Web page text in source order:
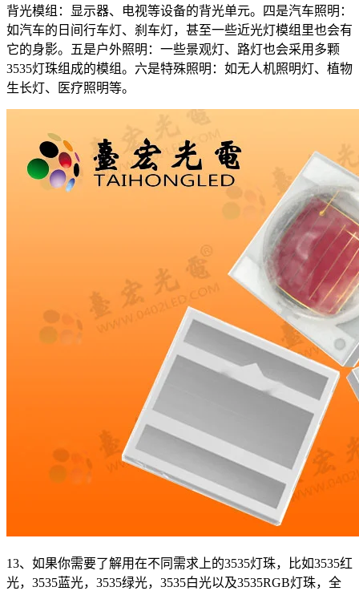
背光模组：显示器、电视等设备的背光单元。四是汽车照明：
如汽车的日间行车灯、刹车灯，甚至一些近光灯模组里也会有
它的身影。五是户外照明：一些景观灯、路灯也会采用多颗
3535灯珠组成的模组。六是特殊照明：如无人机照明灯、植物
生长灯、医疗照明等。
13、如果你需要了解用在不同需求上的3535灯珠，比如3535红
光，3535蓝光，3535绿光，3535白光以及3535RGB灯珠，全